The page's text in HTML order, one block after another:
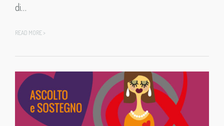
di…
READ MORE >